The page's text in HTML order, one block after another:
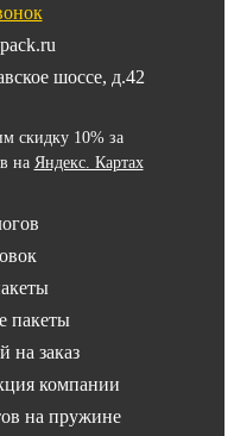
шоссе, д.42
скидку 10% за
на Яндекс. Картах
пакеты
на заказ
компании
на пружине